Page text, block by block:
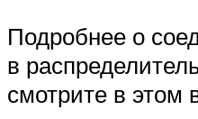
Подробнее о
в
смотрите в этом